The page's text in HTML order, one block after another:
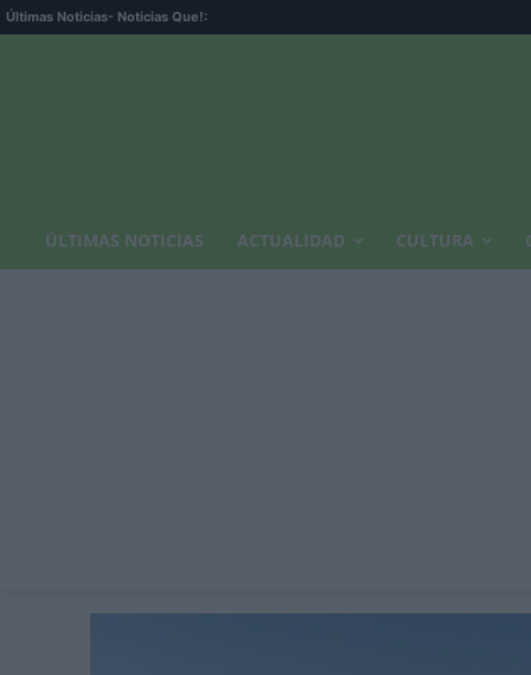
Últimas Noticias- Noticias Que!:
ÚLTIMAS NOTICIAS ACTUALIDAD CULTURA